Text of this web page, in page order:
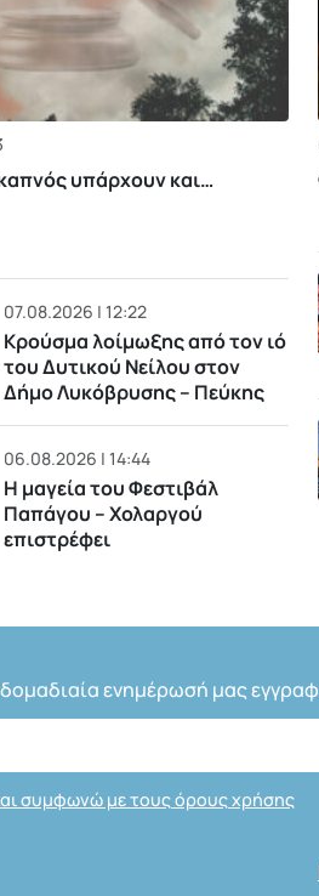
υπάρχουν και…
07.08.2026 | 12:22
Κρούσμα λοίμωξης από τον ιό
του Δυτικού Νείλου στον
Δήμο Λυκόβρυσης – Πεύκης
06.08.2026 | 14:44
Η μαγεία του Φεστιβάλ
Παπάγου – Χολαργού
επιστρέφει
ενημέρωσή μας
συμφωνώ με τους όρους χρήσης